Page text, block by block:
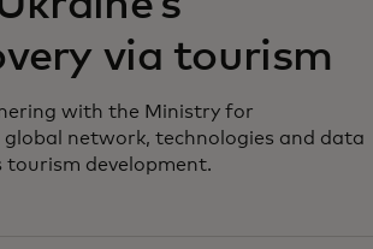
via tourism
with the Ministry for
network, technologies and data
tourism development.